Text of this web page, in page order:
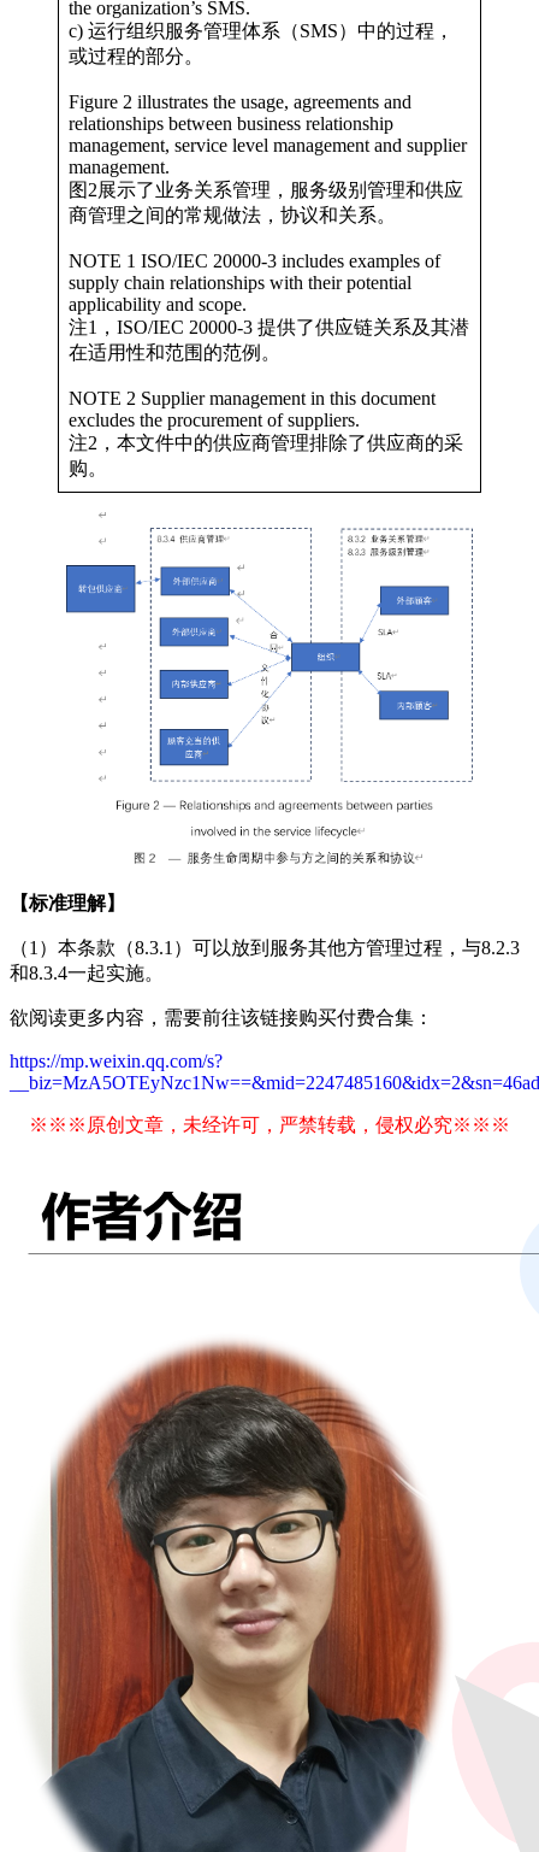
the organization’s SMS.
c) 运行组织服务管理体系（SMS）中的过程，
或过程的部分。
Figure 2 illustrates the usage, agreements and
relationships between business relationship
management, service level management and supplier
management.
图2展示了业务关系管理，服务级别管理和供应
商管理之间的常规做法，协议和关系。
NOTE 1 ISO/IEC 20000-3 includes examples of
supply chain relationships with their potential
applicability and scope.
注1，ISO/IEC 20000-3 提供了供应链关系及其潜
在适用性和范围的范例。
NOTE 2 Supplier management in this document
excludes the procurement of suppliers.
注2，本文件中的供应商管理排除了供应商的采
购。
【标准理解】
（1）本条款（8.3.1）可以放到服务其他方管理过程，与8.2.3
和8.3.4一起实施。
欲阅读更多内容，需要前往该链接购买付费合集：
https://mp.weixin.qq.com/s?
※※※原创文章，未经许可，严禁转载，侵权必究※※※